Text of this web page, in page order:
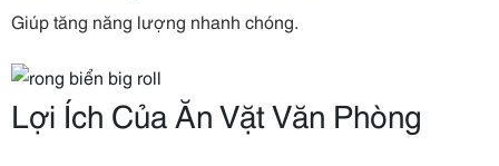
Giúp tăng năng lượng nhanh chóng.
Lợi Ích Của Ăn Vặt Văn Phòng